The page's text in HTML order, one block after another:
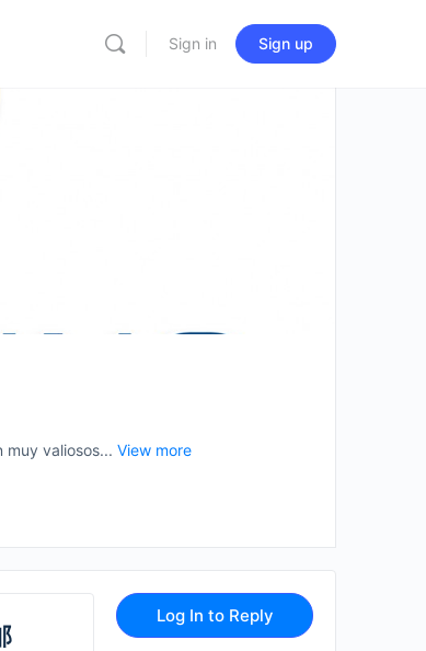
Sign in Sign up
muy valiosos... View more
Log In to Reply